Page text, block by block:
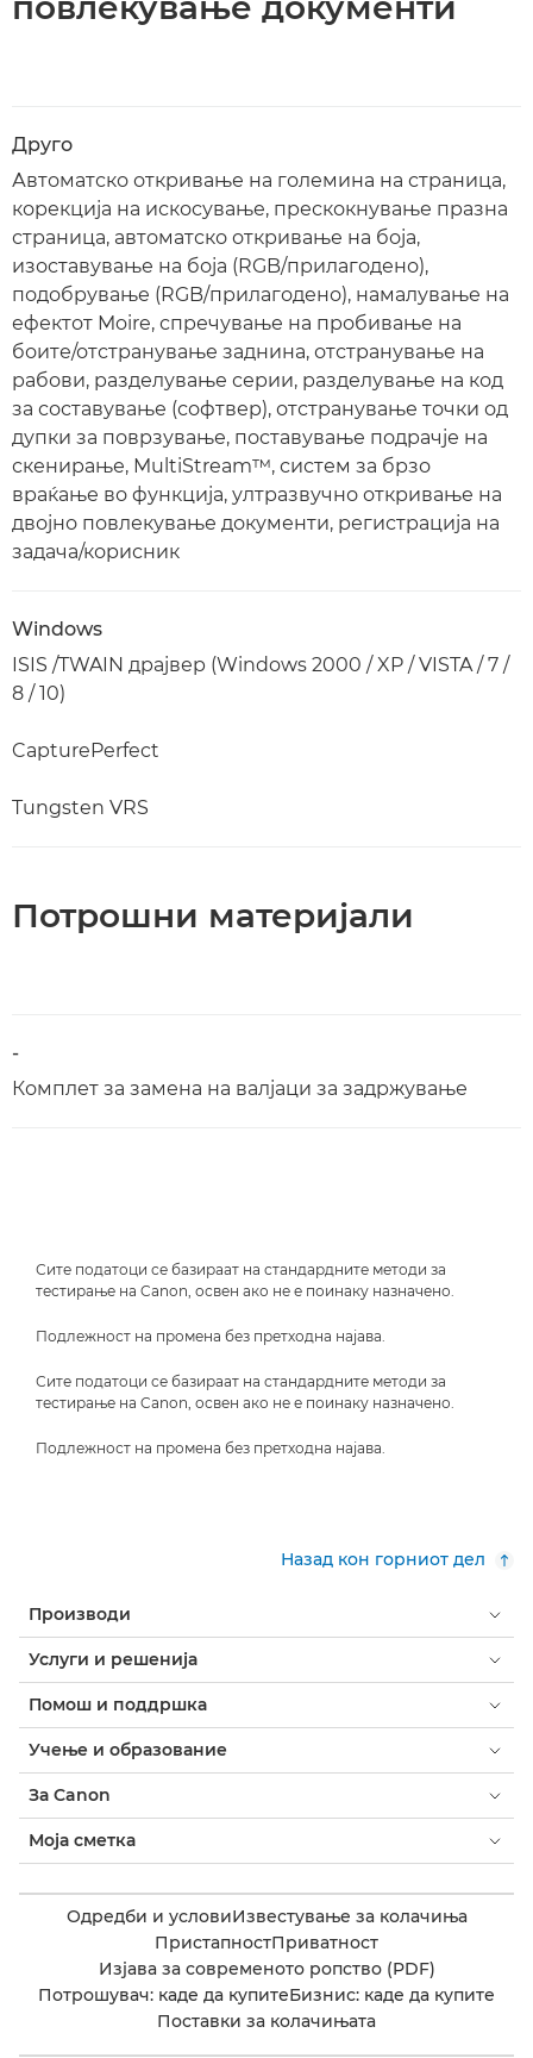
Друго
Автоматско откривање на големина на страница,
корекција на искосување, прескокнување празна
страница, автоматско откривање на боја,
изоставување на боја (RGB/прилагодено),
подобрување (RGB/прилагодено), намалување на
ефектот Moire, спречување на пробивање на
боите/отстранување заднина, отстранување на
рабови, разделување серии, разделување на код
за составување (софтвер), отстранување точки од
дупки за поврзување, поставување подрачје на
скенирање, MultiStream™, систем за брзо
враќање во функција, ултразвучно откривање на
двојно повлекување документи, регистрација на
задача/корисник
Windows
ISIS /TWAIN драјвер (Windows 2000 / XP / VISTA / 7 /
8 / 10)
CapturePerfect
Tungsten VRS
Потрошни материјали
-
Комплет за замена на валјаци за задржување
Сите податоци се базираат на стандардните методи за
тестирање на Canon, освен ако не е поинаку назначено.
Подлежност на промена без претходна најава.
Сите податоци се базираат на стандардните методи за
тестирање на Canon, освен ако не е поинаку назначено.
Подлежност на промена без претходна најава.
Назад кон горниот дел
Производи
Услуги и решенија
Помош и поддршка
Учење и образование
За Canon
Моја сметка
Одредби и условиИзвестување за колачиња
ПристапностПриватност
Изјава за современото ропство (PDF)
Потрошувач: каде да купитеБизнис: каде да купите
Поставки за колачињата